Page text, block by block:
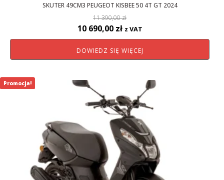
SKUTER 49CM3 PEUGEOT KISBEE 50 4T GT 2024
11 390,00zł
Pierwotna
cena
wynosiła:
390,00 zł.
10 690,00 złAktualna
cena
wynosi:
690,00 zł.
z VAT
DOWIEDZ SIĘ WIĘCEJ
Promocja!